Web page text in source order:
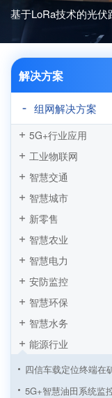
基于LoRa技术的光
解决方案
组网解决方案
5G+行业应用
工业物联网
智慧交通
智慧城市
新零售
智慧农业
智慧电力
安防监控
智慧环保
智慧水务
能源行业
四信车载定位终端在
5G+智慧油田系统监